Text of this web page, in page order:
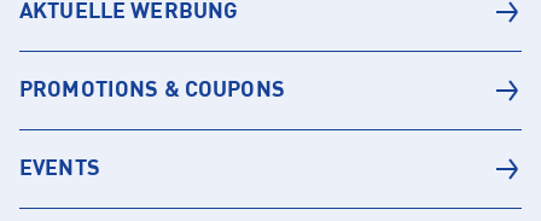
AKTUELLE WERBUNG
PROMOTIONS & COUPONS
EVENTS